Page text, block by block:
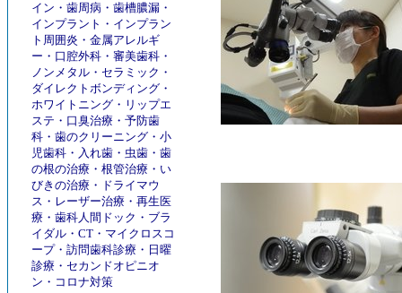
イン ・ 歯周病 ・ 歯槽膿漏 ・
インプラント ・ インプラン
ト周囲炎 ・ 金属アレルギ
ー ・ 口腔外科 ・ 審美歯科 ・
ノンメタル ・ セラミック ・
ダイレクトボンディング ・
ホワイトニング ・ リップエ
ステ ・ 口臭治療 ・ 予防歯
科 ・ 歯のクリーニング ・ 小
児歯科 ・ 入れ歯 ・ 虫歯 ・ 歯
の根の治療 ・ 根管治療 ・ い
びきの治療 ・ ドライマウ
ス ・ レーザー治療 ・ 再生医
療 ・ 歯科人間ドック ・ ブラ
イダル ・ CT ・ マイクロスコ
ープ・ 訪問歯科診療 ・ 日曜
診療 ・ セカンドオピニオ
ン ・ コロナ対策